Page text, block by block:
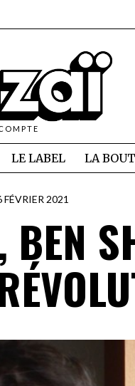
LE LABEL LA
FÉVRIER 2021
BEN